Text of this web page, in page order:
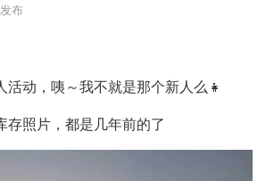
布
动，咦～我不就是那个新人么👧
存照片，都是几年前的了